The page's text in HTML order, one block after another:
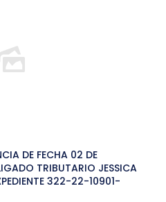
DE FECHA 02 DE
TRIBUTARIO JESSICA
322-22-10901-